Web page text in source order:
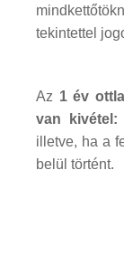
tekintettel
Az 1 év
van kivétel:
illetve, ha a
belül történt.